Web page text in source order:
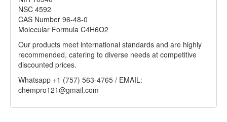
NSC 4592
CAS Number 96-48-0
Molecular Formula C4H6O2
Our products meet international standards and are highly
recommended, catering to diverse needs at competitive
discounted prices.
Whatsapp +1 (757) 563-4765 / EMAIL:
chempro121@gmail.com